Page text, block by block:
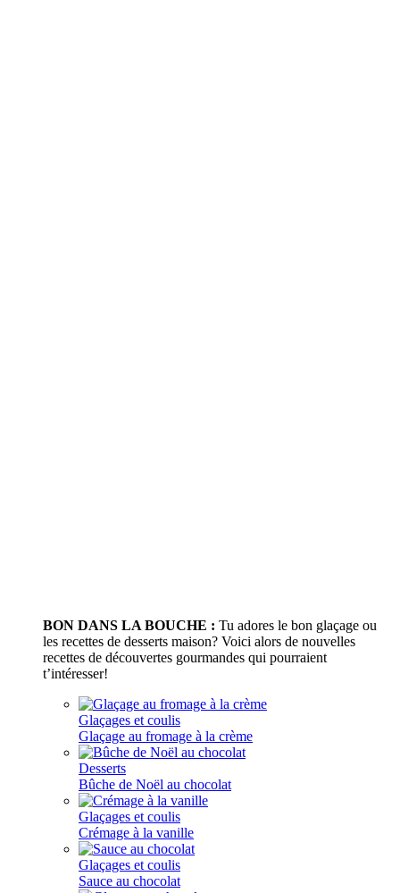
BON DANS LA BOUCHE : Tu adores le bon glaçage ou
les recettes de desserts maison? Voici alors de nouvelles
recettes de découvertes gourmandes qui pourraient
t’intéresser!
Glaçages et coulis
Glaçage au fromage à la crème
Desserts
Bûche de Noël au chocolat
Glaçages et coulis
Crémage à la vanille
Glaçages et coulis
Sauce au chocolat